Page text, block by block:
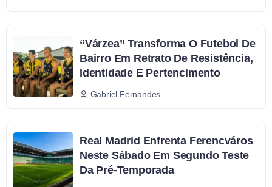
“Várzea” Transforma O Futebol De
Bairro Em Retrato De Resistência,
Identidade E Pertencimento
Gabriel Fernandes
Real Madrid Enfrenta Ferencváros
Neste Sábado Em Segundo Teste
Da Pré-Temporada